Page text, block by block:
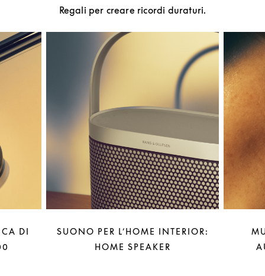
Regali per creare ricordi duraturi.
DI
SUONO PER L’HOME INTERIOR:
HOME SPEAKER